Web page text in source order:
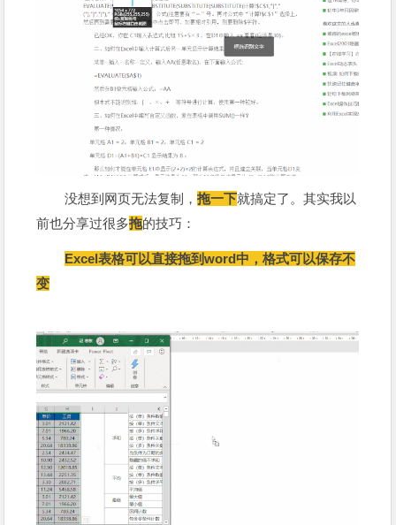
没想到网页无法复制，拖一下就搞定了。其实我以
前也分享过很多拖的技巧：
Excel表格可以直接拖到word中，格式可以保存不
变